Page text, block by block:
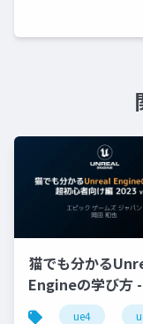
猫でも分かる
Engineの学び方
心者向け編 - 2023
ue4